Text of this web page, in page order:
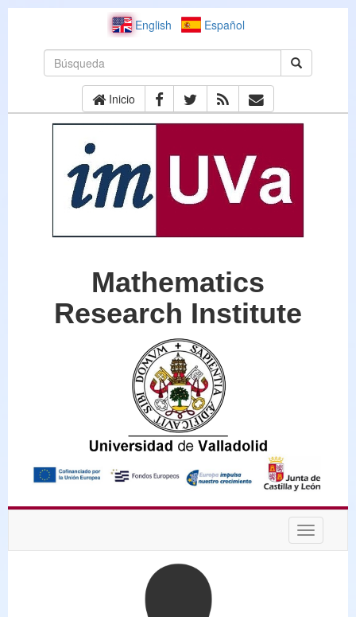
English Español
Inicio
Mathematics
Research Institute
Desplegar